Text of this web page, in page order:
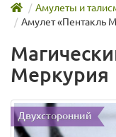
Амулеты и
Амулет «Пентакль
Меркурия
Двухсторонний